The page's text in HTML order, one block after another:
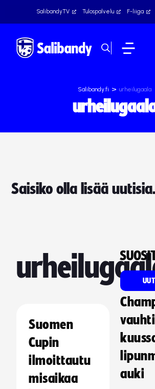
SalibandyTV Tulospalvelu F-liiga
Salibandy.fi > urheilugaala
Saisiko olla lisää
Suomen
Cupin
ilmoittautu
misaikaa
auki